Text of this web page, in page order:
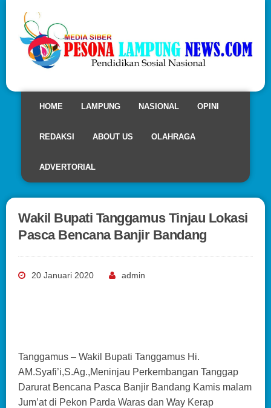
HOME LAMPUNG NASIONAL OPINI
REDAKSI ABOUT US OLAHRAGA
ADVERTORIAL
Wakil Bupati Tanggamus Tinjau Lokasi
Pasca Bencana Banjir Bandang
20 Januari 2020 admin
Tanggamus – Wakil Bupati Tanggamus Hi.
AM.Syafi’i,S.Ag.,Meninjau Perkembangan Tanggap
Darurat Bencana Pasca Banjir Bandang Kamis malam
Jum’at di Pekon Parda Waras dan Way Kerap